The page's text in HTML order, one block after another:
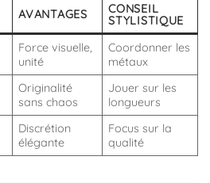
AVANTAGES
CONSEIL
STYLISTIQUE
Force visuelle,
unité
Coordonner les
métaux
Originalité
sans chaos
Jouer sur les
longueurs
Discrétion
élégante
Focus sur la
qualité